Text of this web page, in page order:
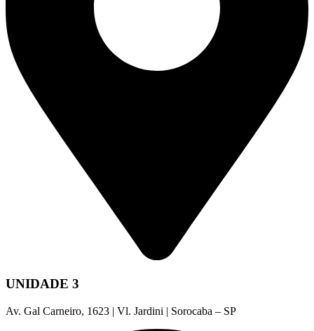
UNIDADE 3
Av. Gal Carneiro, 1623 | Vl. Jardini | Sorocaba – SP